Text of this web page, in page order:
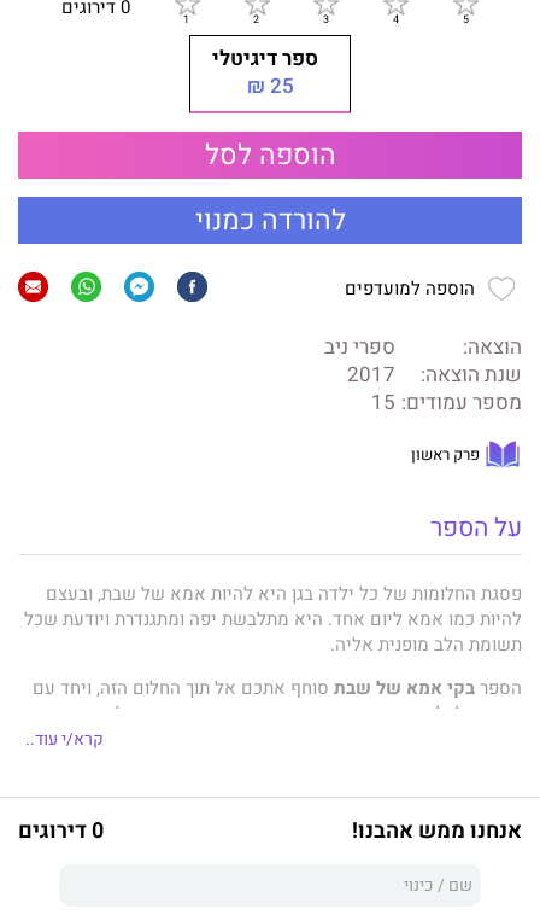
0 דירוגים
ספר דיגיטלי
25 ₪
הוספה לסל
להורדה כמנוי
הוספה למועדפים
הוצאה:
ספרי ניב
שנת הוצאה:
2017
מספר עמודים: 15
פרק ראשון
על הספר
פסגת החלומות של כל ילדה בגן היא להיות אמא של שבת, ובעצם
להיות כמו אמא ליום אחד. היא מתלבשת יפה ומתגנדרת ויודעת שכל
תשומת הלב מופנית אליה.
הספרבקי אמא של שבת סוחף אתכם אל תוך החלום הזה, ויחד עם
בקי תוכלו לחוות את הרגע היפה והמיוחד שיש בזמן קבלת שבת.
קרא/י עוד..
אנחנו ממש אהבנו! 0 דירוגים